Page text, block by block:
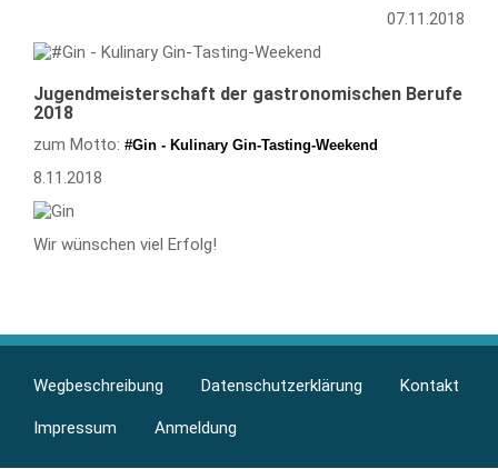
07.11.2018
Jugendmeisterschaft der gastronomischen Berufe
2018
zum Motto: #Gin - Kulinary Gin-Tasting-Weekend
8.11.2018
Wir wünschen viel Erfolg!
Berufsfelder
Footer
menu
Wegbeschreibung Datenschutzerklärung Kontakt
Impressum Anmeldung